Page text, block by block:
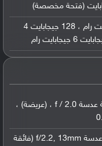
64 جيجابايت 4 جيجابايت رام ، 128 جيجابايت 4
48 ميجا بيكسل ،فتحة عدسة f / 2.0 ، (عريضة) ،
8 ميجا بيكسل، فتحة عدسة f/2.2, 13mm (فائقة